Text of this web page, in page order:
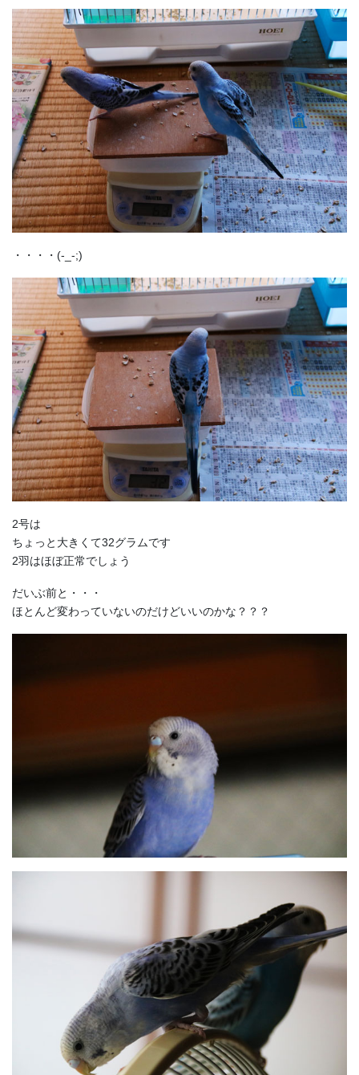
・・・・(-_-;)
2号は
ちょっと大きくて32グラムです
2羽はほぼ正常でしょう
だいぶ前と・・・
ほとんど変わっていないのだけどいいのかな？？？